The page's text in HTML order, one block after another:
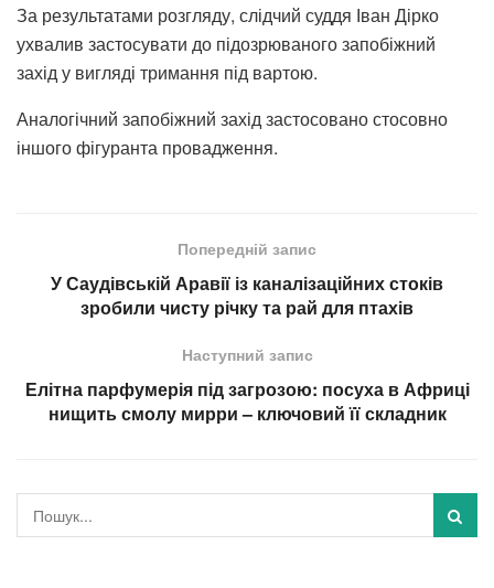
За результатами розгляду, слідчий суддя Іван Дірко
ухвалив застосувати до підозрюваного запобіжний
захід у вигляді тримання під вартою.
Аналогічний запобіжний захід застосовано стосовно
іншого фігуранта провадження.
Попередній запис
У Саудівській Аравії із каналізаційних стоків
зробили чисту річку та рай для птахів
Наступний запис
Елітна парфумерія під загрозою: посуха в Африці
нищить смолу мирри – ключовий її складник